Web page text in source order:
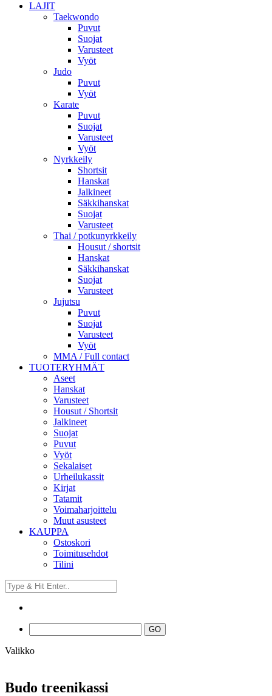
LAJIT
Taekwondo
Puvut
Suojat
Varusteet
Vyöt
Judo
Puvut
Vyöt
Karate
Puvut
Suojat
Varusteet
Vyöt
Nyrkkeily
Shortsit
Hanskat
Jalkineet
Säkkihanskat
Suojat
Varusteet
Thai / potkunyrkkeily
Housut / shortsit
Hanskat
Säkkihanskat
Suojat
Varusteet
Jujutsu
Puvut
Suojat
Varusteet
Vyöt
MMA / Full contact
TUOTERYHMÄT
Aseet
Hanskat
Varusteet
Housut / Shortsit
Jalkineet
Suojat
Puvut
Vyöt
Sekalaiset
Urheilukassit
Kirjat
Tatamit
Voimaharjoittelu
Muut asusteet
KAUPPA
Ostoskori
Toimitusehdot
Tilini
Valikko
Budo treenikassi